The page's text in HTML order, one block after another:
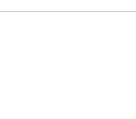
Sasakamaboko fishcake
• พาสจำหน่ายให้แก่นักท่องเที่ย